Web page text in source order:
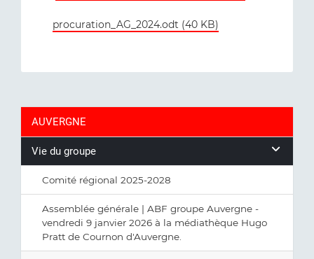
procuration_AG_2024.odt (40 KB)
AUVERGNE
Vie du groupe
Comité régional 2025-2028
Assemblée générale | ABF groupe Auvergne -
vendredi 9 janvier 2026 à la médiathèque Hugo
Pratt de Cournon d'Auvergne.